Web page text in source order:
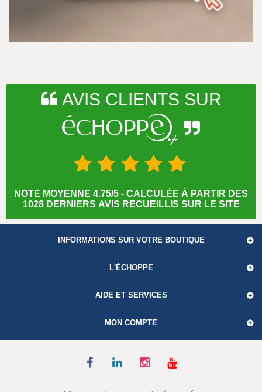
NOTE MOYENNE 4.75/5 - CALCULÉE À PARTIR DES
1028 DERNIERS AVIS RECUEILLIS SUR LE SITE
INFORMATIONS SUR VOTRE BOUTIQUE
L'ÉCHOPPE
AIDE ET SERVICES
MON COMPTE